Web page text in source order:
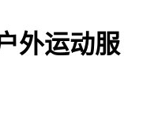
外运动服